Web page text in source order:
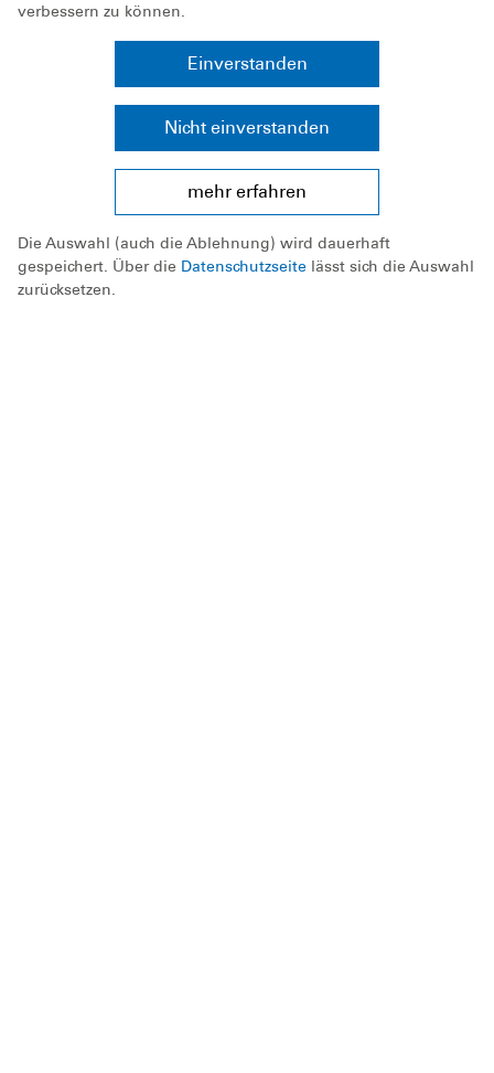
unterrichten.“
verbessern zu können.
Einverstanden
Nicht einverstanden
mehr erfahren
Die Auswahl (auch die Ablehnung) wird dauerhaft
gespeichert. Über die Datenschutzseite lässt sich die Auswahl
zurücksetzen.